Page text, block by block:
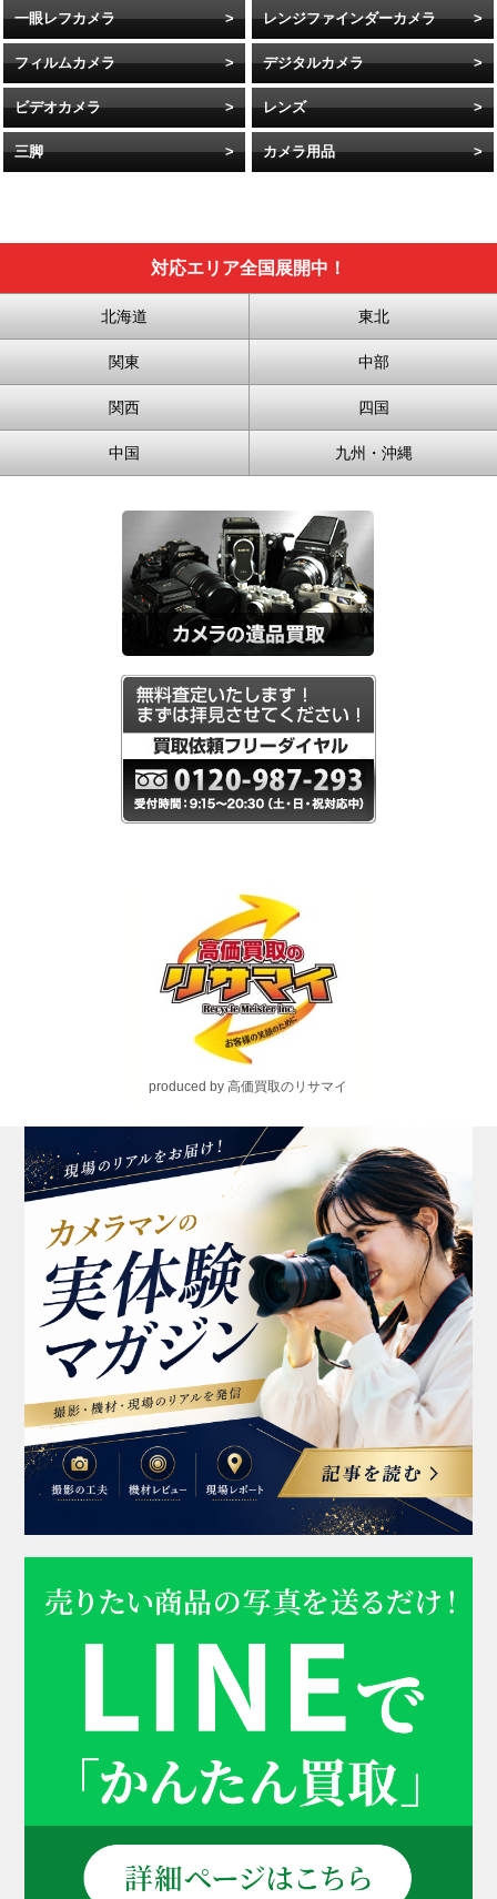
一眼レフカメラ レンジファインダーカメラ
フィルムカメラ デジタルカメラ
ビデオカメラ レンズ
三脚 カメラ用品
対応エリア全国展開中！
北海道 東北
関東 中部
関西 四国
中国 九州・沖縄
produced by 高価買取のリサマイ